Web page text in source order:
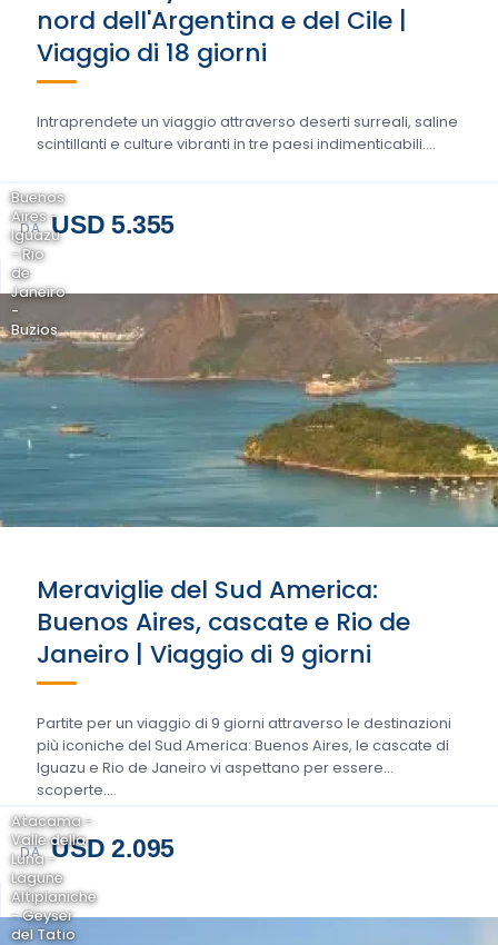
nord dell'Argentina e del Cile |
Viaggio di 18 giorni
Intraprendete un viaggio attraverso deserti surreali, saline
scintillanti e culture vibranti in tre paesi indimenticabili....
DA USD 5.355
Buenos
Aires -
Iguazu
- Rio
de
Janeiro
-
Buzios
Meraviglie del Sud America:
Buenos Aires, cascate e Rio de
Janeiro | Viaggio di 9 giorni
Partite per un viaggio di 9 giorni attraverso le destinazioni
più iconiche del Sud America: Buenos Aires, le cascate di
Iguazu e Rio de Janeiro vi aspettano per essere
scoperte....
DA USD 2.095
Atacama -
Valle della
Luna -
Lagune
Altiplaniche
- Geyser
del Tatio